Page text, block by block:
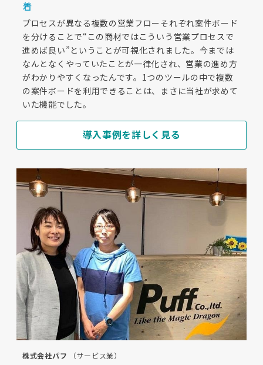
着
プロセスが異なる複数の営業フローそれぞれ案件ボード
を分けることで“この商材ではこういう営業プロセスで
進めば良い”ということが可視化されました。今までは
なんとなくやっていたことが一律化され、営業の進め方
がわかりやすくなったんです。1つのツールの中で複数
の案件ボードを利用できることは、まさに当社が求めて
いた機能でした。
導入事例を詳しく見る
株式会社パフ （サービス業）